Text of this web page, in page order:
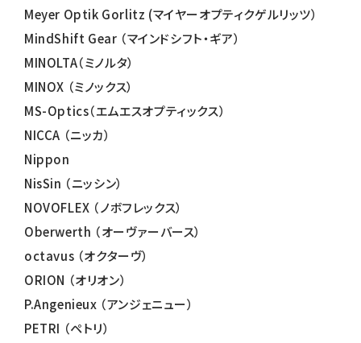
Meyer Optik Gorlitz (マイヤーオプティクゲルリッツ）
MindShift Gear （マインドシフト・ギア）
MINOLTA（ミノルタ）
MINOX （ミノックス）
MS-Optics（エムエスオプティックス）
NICCA （ニッカ）
Nippon
NisSin （ニッシン）
NOVOFLEX （ノボフレックス）
Oberwerth （オーヴァーバース）
octavus （オクターヴ）
ORION （オリオン）
P.Angenieux （アンジェニュー）
PETRI （ペトリ）